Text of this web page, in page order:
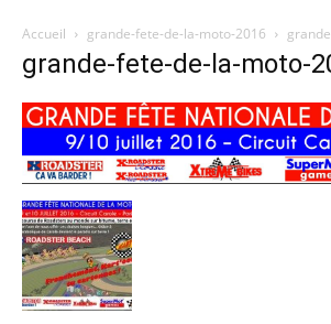
Accueil grande-fete-de-la-moto-2016
grande-fete-de-la-moto-